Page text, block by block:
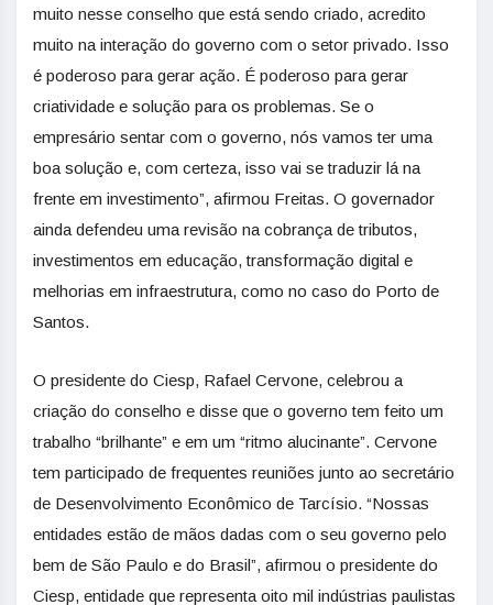
muito nesse conselho que está sendo criado, acredito
muito na interação do governo com o setor privado. Isso
é poderoso para gerar ação. É poderoso para gerar
criatividade e solução para os problemas. Se o
empresário sentar com o governo, nós vamos ter uma
boa solução e, com certeza, isso vai se traduzir lá na
frente em investimento”, afirmou Freitas. O governador
ainda defendeu uma revisão na cobrança de tributos,
investimentos em educação, transformação digital e
melhorias em infraestrutura, como no caso do Porto de
Santos.
O presidente do Ciesp, Rafael Cervone, celebrou a
criação do conselho e disse que o governo tem feito um
trabalho “brilhante” e em um “ritmo alucinante”. Cervone
tem participado de frequentes reuniões junto ao secretário
de Desenvolvimento Econômico de Tarcísio. “Nossas
entidades estão de mãos dadas com o seu governo pelo
bem de São Paulo e do Brasil”, afirmou o presidente do
Ciesp, entidade que representa oito mil indústrias paulistas